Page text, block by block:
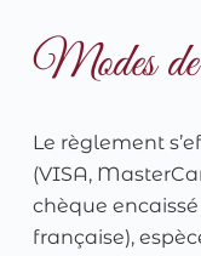
Modes de
Le règlement
(VISA,
chèque
française),